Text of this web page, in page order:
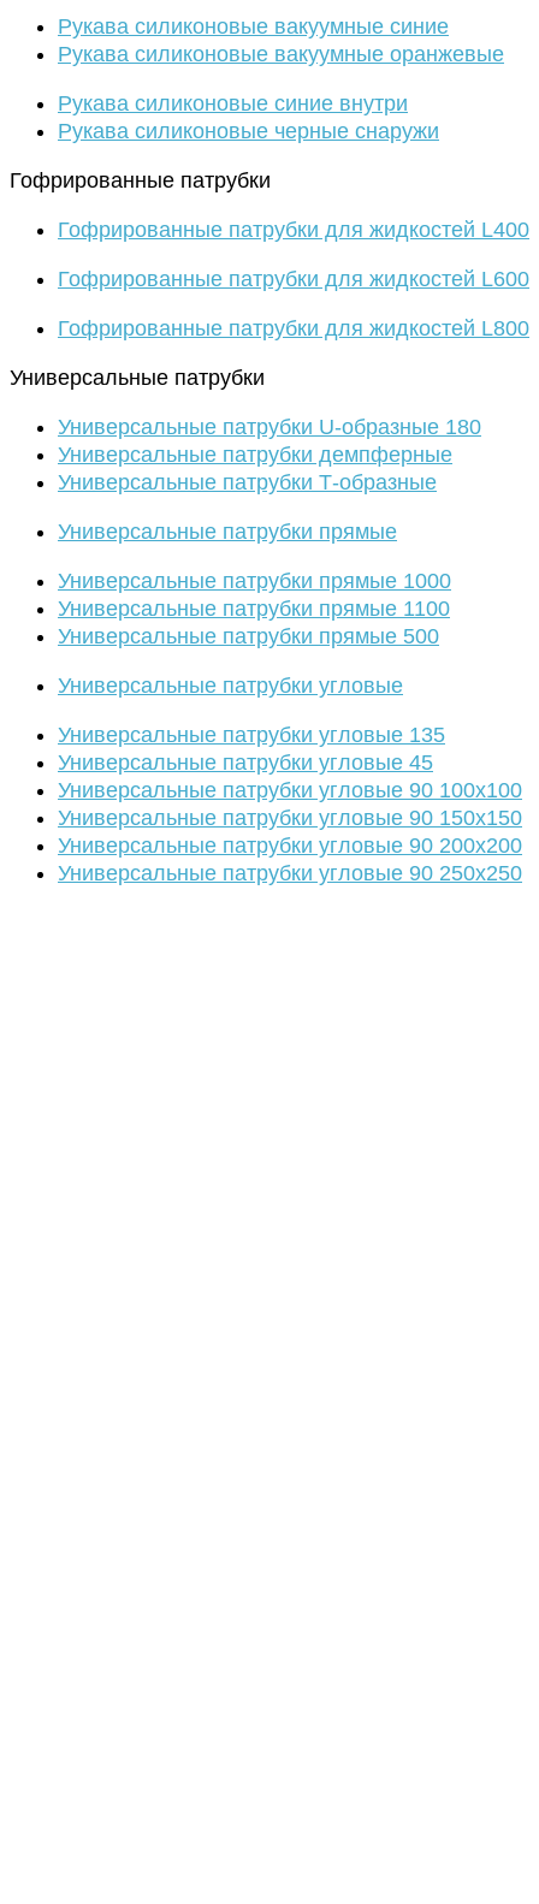
Рукава силиконовые вакуумные синие
Рукава силиконовые вакуумные оранжевые
Рукава силиконовые синие внутри
Рукава силиконовые черные снаружи
Гофрированные патрубки
Гофрированные патрубки для жидкостей L400
Гофрированные патрубки для жидкостей L600
Гофрированные патрубки для жидкостей L800
Универсальные патрубки
Универсальные патрубки U-образные 180
Универсальные патрубки демпферные
Универсальные патрубки Т-образные
Универсальные патрубки прямые
Универсальные патрубки прямые 1000
Универсальные патрубки прямые 1100
Универсальные патрубки прямые 500
Универсальные патрубки угловые
Универсальные патрубки угловые 135
Универсальные патрубки угловые 45
Универсальные патрубки угловые 90 100х100
Универсальные патрубки угловые 90 150х150
Универсальные патрубки угловые 90 200х200
Универсальные патрубки угловые 90 250х250